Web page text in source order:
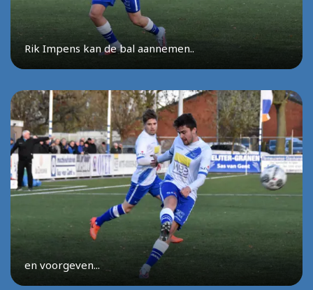
Rik Impens kan de bal aannemen..
en voorgeven...